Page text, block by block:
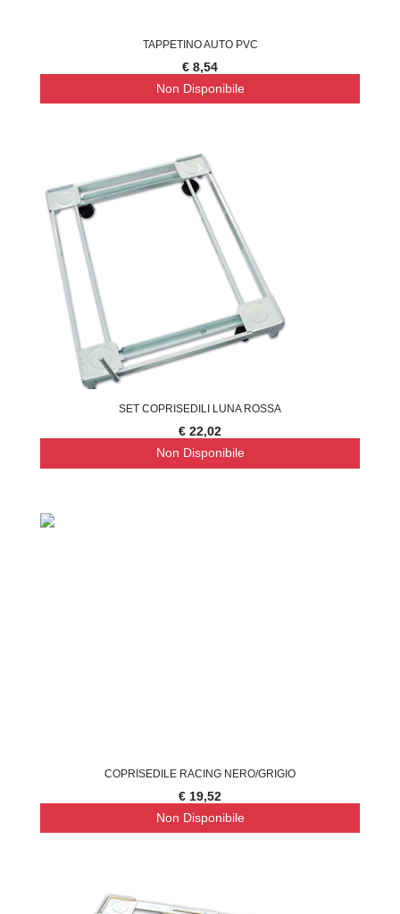
TAPPETINO AUTO PVC
€ 8,54
Non Disponibile
SET COPRISEDILI LUNA ROSSA
€ 22,02
Non Disponibile
COPRISEDILE RACING NERO/GRIGIO
€ 19,52
Non Disponibile